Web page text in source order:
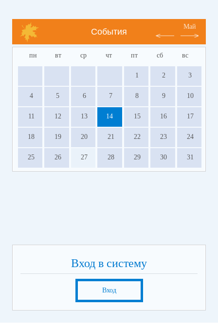
События
Май
пн вт ср чт пт сб вс
1 2 3
4 5 6 7 8 9 10
11 12 13 14 15 16 17
18 19 20 21 22 23 24
25 26 27 28 29 30 31
Вход в систему
Вход